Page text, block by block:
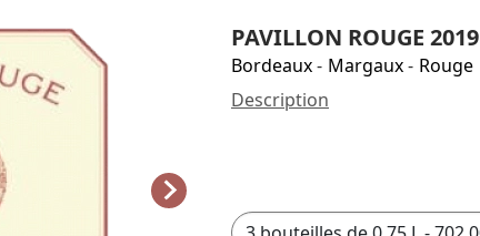
PAVILLON ROUGE 2019
Bordeaux- Margaux- Rouge
Description